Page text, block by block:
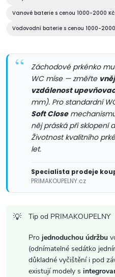
p
r
i
s
Vanové baterie s cenou 1000-2000 Kč
Vodovodní baterie s cenou 1000-
Záchodové prkénko
WC míse — změřte
vzdálenost
mm). Pro standardní
Soft Close
něj práská při sklopení
Životnost kvalitního
let.
Specialista prodeje
PRIMAKOUPELNY.cz
Tip od PRIMAKOUPELNY
Pro jednoduchou údržbu
(odnímatelné sedátko
důkladné vyčištění i pod
existují modely s